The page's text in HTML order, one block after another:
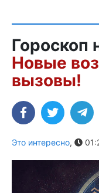
Гороскоп
Новые
вызовы!
Это интересно,